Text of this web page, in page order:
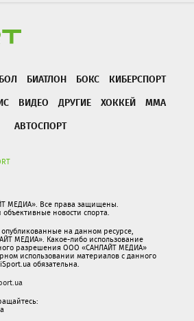
БИАТЛОН БОКС
КИБЕРСПОРТ
ВИДЕО ДРУГИЕ ХОККЕЙ
ММА
АВТОСПОРТ
МЕДИА». Все права защищены.
новости спорта.
на данном ресурсе,
МЕДИА». Какое-либо использование
разрешения ООО «САНЛАЙТ МЕДИА»
использовании материалов с данного
обязательна.